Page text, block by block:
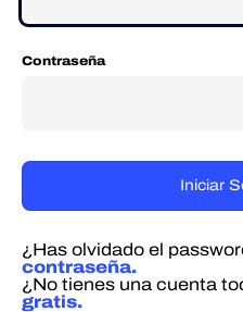
Contraseña
¿Has olvidado el
contraseña.
¿No tienes una cuenta
gratis.